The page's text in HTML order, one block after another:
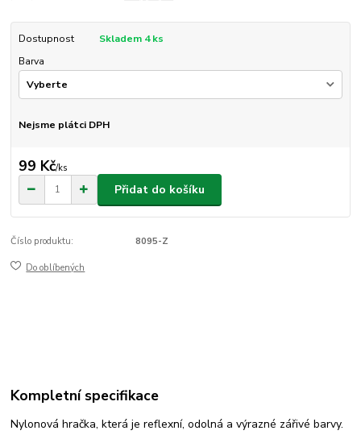
Dostupnost
Skladem 4 ks
Barva
Nejsme plátci DPH
99 Kč/ks
Přidat do košíku
Číslo produktu: 8095-Z
Do oblíbených
Kompletní specifikace
Nylonová hračka, která je reflexní, odolná a výrazné zářivé barvy.